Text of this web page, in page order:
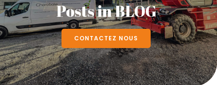
Posts in BLOG
CONTACTEZ NOUS